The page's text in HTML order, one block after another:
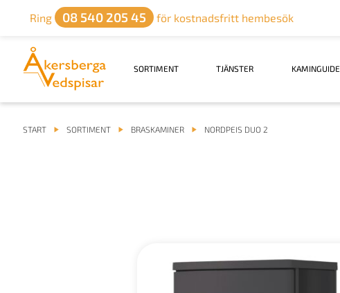
Ring 08 540 205 45 för kostnadsfritt hembesök
SORTIMENT TJÄNSTER KAMINGUIDE
START SORTIMENT BRASKAMINER NORDPEIS DUO 2